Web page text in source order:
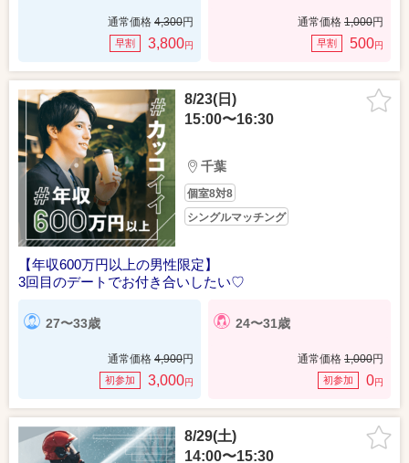
通常価格 4,300円
早割 3,800円
通常価格 1,000円
早割 500円
8/23(日)
15:00〜16:30
千葉
個室8対8
シングルマッチング
【年収600万円以上の男性限定】
3回目のデートでお付き合いしたい♡
27〜33歳
通常価格 4,900円
初参加 3,000円
24〜31歳
通常価格 1,000円
初参加 0円
8/29(土)
14:00〜15:30